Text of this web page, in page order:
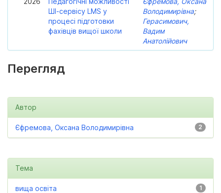
ШІ-сервісу LMS у
процесі підготовки
фахівців вищої школи
Володимирівна;
Герасимович,
Вадим
Анатолійович
Перегляд
Автор
2
Єфремова, Оксана Володимирівна
Тема
1
вища освіта